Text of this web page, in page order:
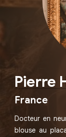
Pierre
France
Docteur en
blouse au